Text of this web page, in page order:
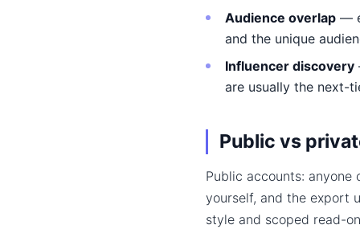
Audience overlap —
and the unique
Influencer discovery
are usually the next-
Public vs
Public accounts:
yourself, and the export
style and scoped read-